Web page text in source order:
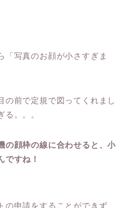
「写真のお顔が小さすぎま
の前で定規で図ってくれまし
る。。。
の顔枠の線に合わせると、小
ですね！
申請をすることができず、